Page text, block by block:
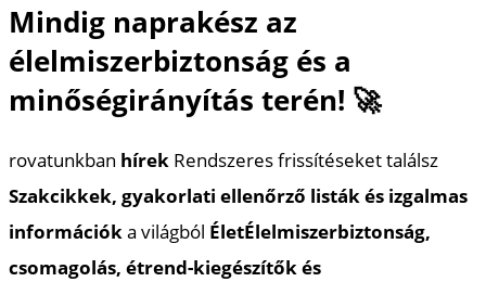
Mindig naprakész az
élelmiszerbiztonság és a
minőségirányítás terén! 🚀
rovatunkban hírek Rendszeres frissítéseket találsz
Szakcikkek, gyakorlati ellenőrző listák és izgalmas
információka világból ÉletÉlelmiszerbiztonság,
csomagolás, étrend-kiegészítők és